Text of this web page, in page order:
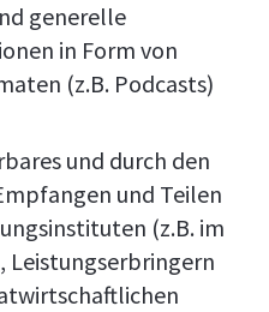
generelle
in Form von
(z.B. Podcasts)
und durch den
und Teilen
(z.B. im
Leistungserbringern